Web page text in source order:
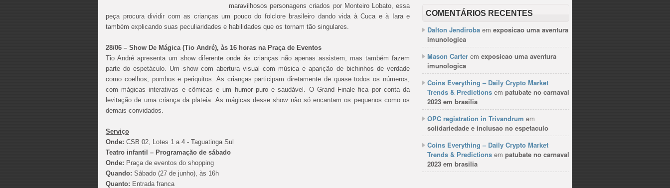
maravilhosos personagens criados por Monteiro Lobato, essa
peça procura dividir com as crianças um pouco do folclore brasileiro dando vida à Cuca e à Iara e
também explicando suas peculiaridades e habilidades que os tornam tão singulares.
28/06 – Show De Mágica (Tio André), às 16 horas na Praça de Eventos
Tio André apresenta um show diferente onde às crianças não apenas assistem, mas também fazem
parte do espetáculo. Um show com abertura visual com música e aparição de bichinhos de verdade
como coelhos, pombos e periquitos. As crianças participam diretamente de quase todos os números,
com mágicas interativas e cômicas e um humor puro e saudável. O Grand Finale fica por conta da
levitação de uma criança da plateia. As mágicas desse show não só encantam os pequenos como os
demais convidados.
Serviço
Onde: CSB 02, Lotes 1 a 4 - Taguatinga Sul
Teatro infantil – Programação de sábado
Onde: Praça de eventos do shopping
Quando: Sábado (27 de junho), às 16h
Quanto: Entrada franca
COMENTÁRIOS RECENTES
Dalton Jendiroba em exposicao uma aventura
imunologica
Mason Carter em exposicao uma aventura
imunologica
Coins Everything – Daily Crypto Market
Trends & Predictions em patubate no carnaval
2023 em brasilia
OPC registration in Trivandrum em
solidariedade e inclusao no espetaculo
Coins Everything – Daily Crypto Market
Trends & Predictions em patubate no carnaval
2023 em brasilia